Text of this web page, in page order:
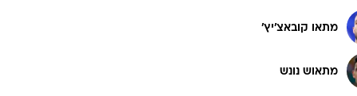
מתאו קובאצ'יץ'
מתאוש נונש